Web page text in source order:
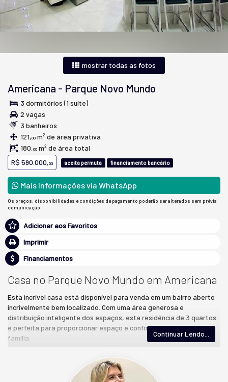
mostrar todas as fotos
Americana - Parque Novo Mundo
3 dormitórios (1 suíte)
2 vagas
3 banheiros
121,00 m² de área privativa
180,00 m² de área total
R$ 590.000,00 aceita permuta financiamento bancário
Mais Informações via WhatsApp
Os preços, disponibilidades e condições de pagamento poderão ser alterados sem prévia
comunicação.
Adicionar aos Favoritos
Imprimir
Financiamentos
Casa no Parque Novo Mundo em Americana
Esta incrível casa está disponível para venda em um bairro aberto
incrivelmente bem localizado. Com uma área generosa e
distribuição inteligente dos espaços, esta residência de 3 quartos
é perfeita para proporcionar espaço e conforto a toda a sua
família.
que se abre para uma cozinha igualmente ampla. Esta área é o
coração da casa, proporcionando um ambiente acolhedor e
Continuar Lendo...